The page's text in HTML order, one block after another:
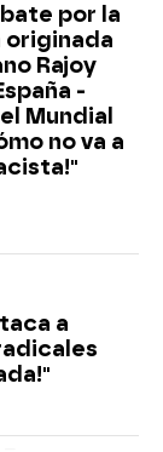
por la
originada
Rajoy
-
Mundial
no va a
a